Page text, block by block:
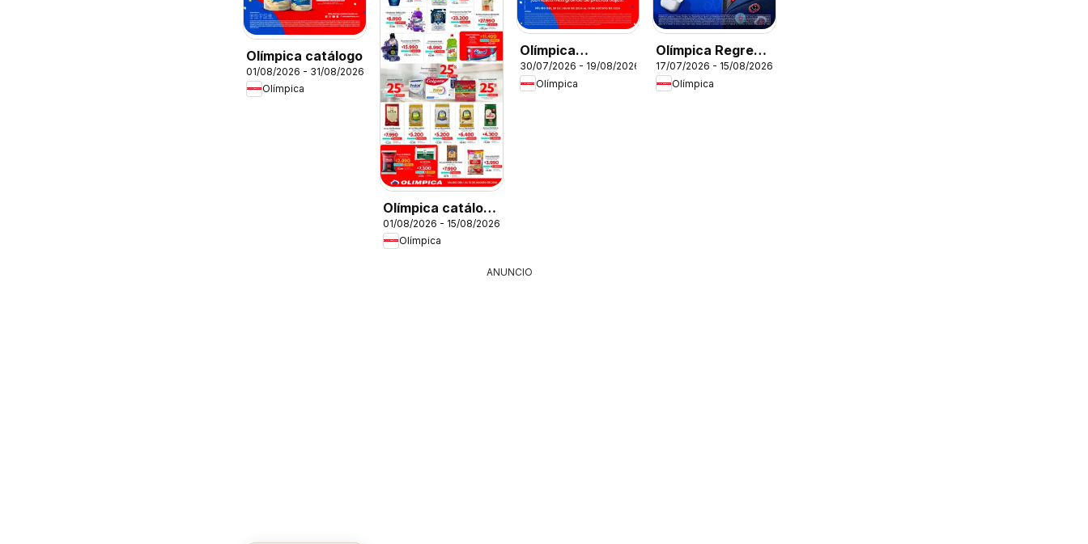
Olímpica catálogo
01/08/2026 - 31/08/2026
Olímpica
Olímpica catálogo
Más puntos, más
ahorro
01/08/2026 - 15/08/2026
Olímpica
Olímpica
Aniversario
Ofertas textil y
30/07/2026 - 19/08/2026
Olímpica
Olímpica Regreso
a clases
17/07/2026 - 15/08/2026
Olímpica
ANUNCIO